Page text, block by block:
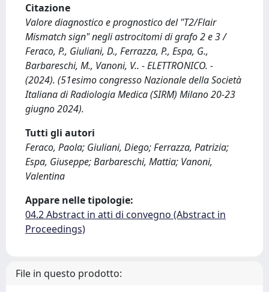
Citazione
Valore diagnostico e prognostico del "T2/Flair
Mismatch sign" negli astrocitomi di grafo 2 e 3 /
Feraco, P., Giuliani, D., Ferrazza, P., Espa, G.,
Barbareschi, M., Vanoni, V.. - ELETTRONICO. -
(2024). (51esimo congresso Nazionale della Società
Italiana di Radiologia Medica (SIRM) Milano 20-23
giugno 2024).
Tutti gli autori
Feraco, Paola; Giuliani, Diego; Ferrazza, Patrizia;
Espa, Giuseppe; Barbareschi, Mattia; Vanoni,
Valentina
Appare nelle tipologie:
04.2 Abstract in atti di convegno (Abstract in
Proceedings)
File in questo prodotto: